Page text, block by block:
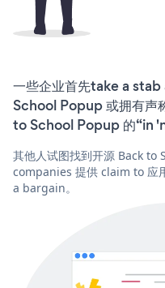
一些企业首先take a
School Popup 或拥有
to School Popup 的“in
其他人试图找到开源 Back
companies 提供 claim to 应
a bargain。